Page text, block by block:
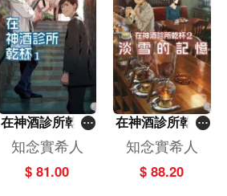
在神酒診所乾杯
(1)
知念實希人
$ 81.00
在神酒診所乾杯
(2)
知念實希人
$ 88.20